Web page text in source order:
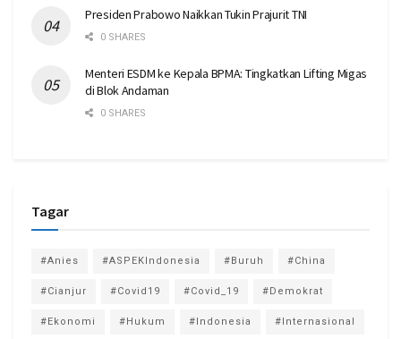
Presiden Prabowo Naikkan Tukin Prajurit TNI
0 SHARES
Menteri ESDM ke Kepala BPMA: Tingkatkan Lifting Migas
di Blok Andaman
0 SHARES
Tagar
#Anies #ASPEKIndonesia #Buruh #China
#Cianjur #Covid19 #Covid_19 #Demokrat
#Ekonomi #Hukum #Indonesia #Internasional